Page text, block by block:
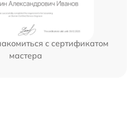
с сертификатом
мастера